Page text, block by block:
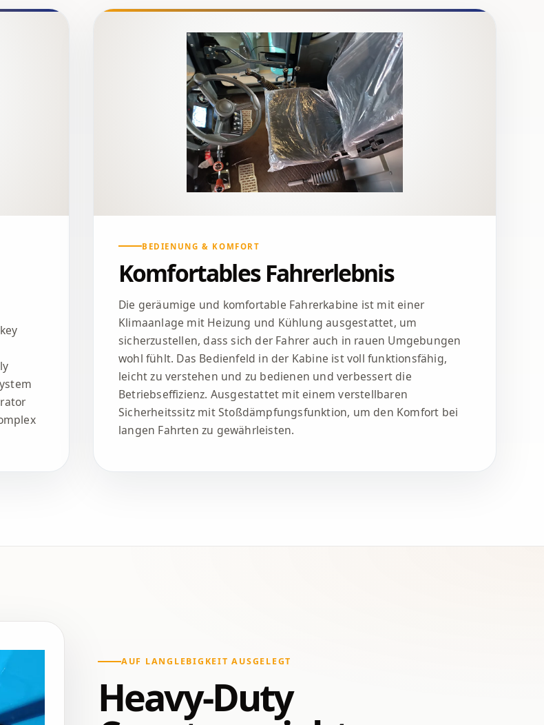
BEDIENUNG & KOMFORT
Komfortables Fahrerlebnis
Die geräumige und komfortable Fahrerkabine ist mit einer
Klimaanlage mit Heizung und Kühlung ausgestattet, um
sicherzustellen, dass sich der Fahrer auch in rauen Umgebungen
wohl fühlt. Das Bedienfeld in der Kabine ist voll funktionsfähig,
leicht zu verstehen und zu bedienen und verbessert die
Betriebseffizienz. Ausgestattet mit einem verstellbaren
Sicherheitssitz mit Stoßdämpfungsfunktion, um den Komfort bei
langen Fahrten zu gewährleisten.
AUF LANGLEBIGKEIT AUSGELEGT
Heavy-Duty